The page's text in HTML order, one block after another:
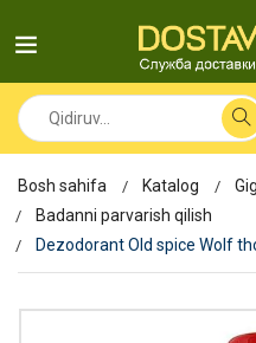
Bosh sahifa Katalog
Badanni parvarish qilish
Dezodorant Old spice Wolf